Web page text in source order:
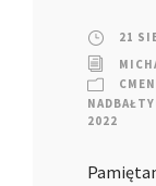
21
2022